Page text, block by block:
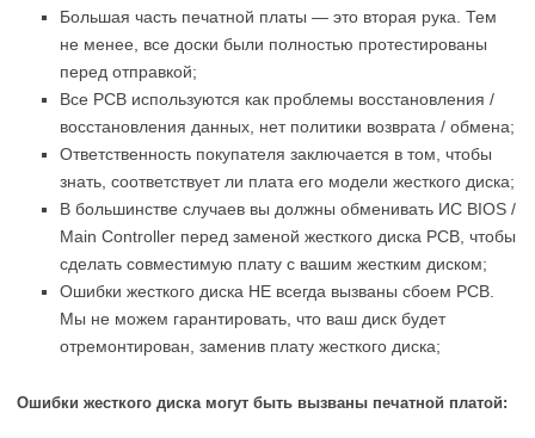
Большая часть печатной платы — это вторая рука. Тем
не менее, все доски были полностью протестированы
перед отправкой;
Все PCB используются как проблемы восстановления /
восстановления данных, нет политики возврата / обмена;
Ответственность покупателя заключается в том, чтобы
знать, соответствует ли плата его модели жесткого диска;
В большинстве случаев вы должны обменивать ИС BIOS /
Main Controller перед заменой жесткого диска PCB, чтобы
сделать совместимую плату с вашим жестким диском;
Ошибки жесткого диска НЕ всегда вызваны сбоем PCB.
Мы не можем гарантировать, что ваш диск будет
отремонтирован, заменив плату жесткого диска;
Ошибки жесткого диска могут быть вызваны печатной платой: